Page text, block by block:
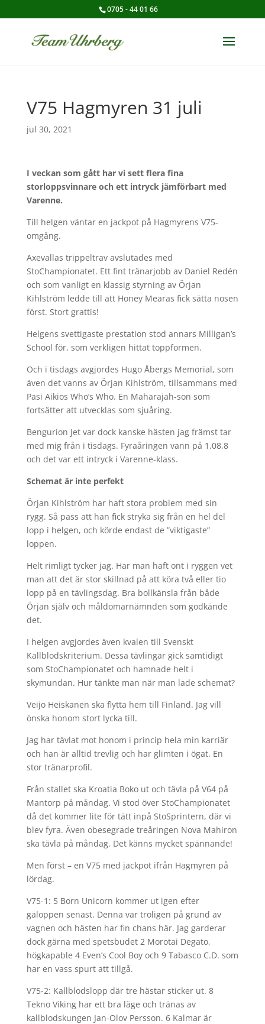
0705 - 44 01 66
V75 Hagmyren 31 juli
jul 30, 2021
I veckan som gått har vi sett flera fina
storloppsvinnare och ett intryck jämförbart med
Varenne.
Till helgen väntar en jackpot på Hagmyrens V75-
omgång.
Axevallas trippeltrav avslutades med
StoChampionatet. Ett fint tränarjobb av Daniel Redén
och som vanligt en klassig styrning av Örjan
Kihlström ledde till att Honey Mearas fick sätta nosen
först. Stort grattis!
Helgens svettigaste prestation stod annars Milligan’s
School för, som verkligen hittat toppformen.
Och i tisdags avgjordes Hugo Åbergs Memorial, som
även det vanns av Örjan Kihlström, tillsammans med
Pasi Aikios Who’s Who. En Maharajah-son som
fortsätter att utvecklas som sjuåring.
Bengurion Jet var dock kanske hästen jag främst tar
med mig från i tisdags. Fyraåringen vann på 1.08,8
och det var ett intryck i Varenne-klass.
Schemat är inte perfekt
Örjan Kihlström har haft stora problem med sin
rygg. Så pass att han fick stryka sig från en hel del
lopp i helgen, och körde endast de ”viktigaste”
loppen.
Helt rimligt tycker jag. Har man haft ont i ryggen vet
man att det är stor skillnad på att köra två eller tio
lopp på en tävlingsdag. Bra bollkänsla från både
Örjan själv och måldomarnämnden som godkände
det.
I helgen avgjordes även kvalen till Svenskt
Kallblodskriterium. Dessa tävlingar gick samtidigt
som StoChampionatet och hamnade helt i
skymundan. Hur tänkte man när man lade schemat?
Veijo Heiskanen ska flytta hem till Finland. Jag vill
önska honom stort lycka till.
Jag har tävlat mot honom i princip hela min karriär
och han är alltid trevlig och har glimten i ögat. En
stor tränarprofil.
Från stallet ska Kroatia Boko ut och tävla på V64 på
Mantorp på måndag. Vi stod över StoChampionatet
då det kommer lite för tätt inpå StoSprintern, där vi
blev fyra. Även obesegrade treåringen Nova Mahiron
ska tävla på måndag. Det känns mycket spännande!
Men först – en V75 med jackpot ifrån Hagmyren på
lördag.
V75-1: 5 Born Unicorn kommer ut igen efter
galoppen senast. Denna var troligen på grund av
vagnen och hästen har fin chans här. Jag garderar
dock gärna med spetsbudet 2 Morotai Degato,
högkapable 4 Even’s Cool Boy och 9 Tabasco C.D. som
har en vass spurt att tillgå.
V75-2: Kallblodslopp där tre hästar sticker ut. 8
Tekno Viking har ett bra läge och tränas av
kallblodskungen Jan-Olov Persson. 6 Kalmar är